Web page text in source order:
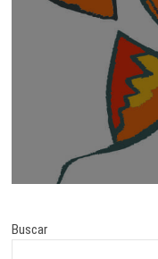
Buscar